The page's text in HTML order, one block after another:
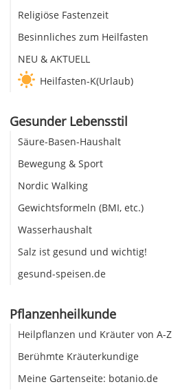
Religiöse Fastenzeit
Besinnliches zum Heilfasten
NEU & AKTUELL
Heilfasten-K(Urlaub)
Gesunder Lebensstil
Säure-Basen-Haushalt
Bewegung & Sport
Nordic Walking
Gewichtsformeln (BMI, etc.)
Wasserhaushalt
Salz ist gesund und wichtig!
gesund-speisen.de
Pflanzenheilkunde
Heilpflanzen und Kräuter von A-Z
Berühmte Kräuterkundige
Meine Gartenseite: botanio.de